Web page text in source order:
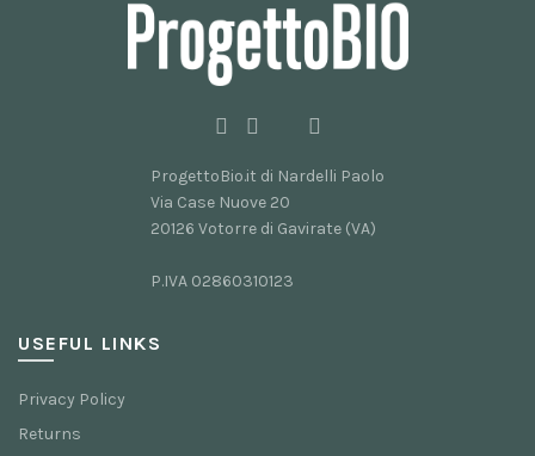
ProgettoBio.it di Nardelli Paolo
Via Case Nuove 20
20126 Votorre di Gavirate (VA)
P.IVA 02860310123
USEFUL LINKS
Privacy Policy
Returns